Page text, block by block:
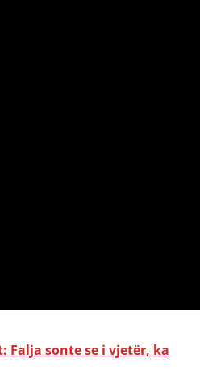
Falja sonte se i vjetër, ka